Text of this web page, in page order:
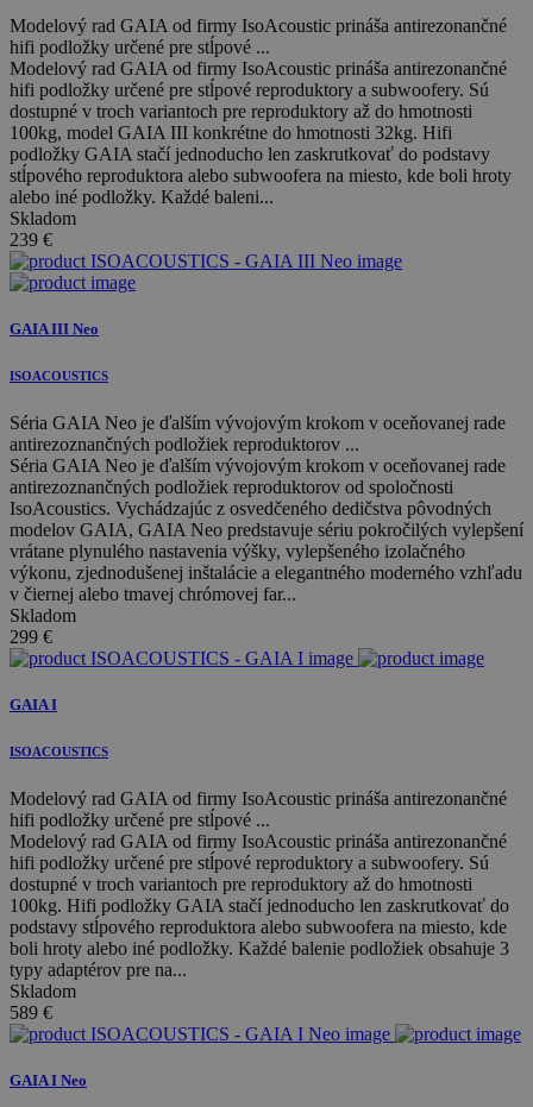
Modelový rad GAIA od firmy IsoAcoustic prináša antirezonančné
hifi podložky určené pre stĺpové ...
Modelový rad GAIA od firmy IsoAcoustic prináša antirezonančné
hifi podložky určené pre stĺpové reproduktory a subwoofery. Sú
dostupné v troch variantoch pre reproduktory až do hmotnosti
100kg, model GAIA III konkrétne do hmotnosti 32kg. Hifi
podložky GAIA stačí jednoducho len zaskrutkovať do podstavy
stĺpového reproduktora alebo subwoofera na miesto, kde boli hroty
alebo iné podložky. Každé baleni...
Skladom
239 €
GAIA III Neo
ISOACOUSTICS
Séria GAIA Neo je ďalším vývojovým krokom v oceňovanej rade
antirezoznančných podložiek reproduktorov ...
Séria GAIA Neo je ďalším vývojovým krokom v oceňovanej rade
antirezoznančných podložiek reproduktorov od spoločnosti
IsoAcoustics. Vychádzajúc z osvedčeného dedičstva pôvodných
modelov GAIA, GAIA Neo predstavuje sériu pokročilých vylepšení
vrátane plynulého nastavenia výšky, vylepšeného izolačného
výkonu, zjednodušenej inštalácie a elegantného moderného vzhľadu
v čiernej alebo tmavej chrómovej far...
Skladom
299 €
GAIA I
ISOACOUSTICS
Modelový rad GAIA od firmy IsoAcoustic prináša antirezonančné
hifi podložky určené pre stĺpové ...
Modelový rad GAIA od firmy IsoAcoustic prináša antirezonančné
hifi podložky určené pre stĺpové reproduktory a subwoofery. Sú
dostupné v troch variantoch pre reproduktory až do hmotnosti
100kg. Hifi podložky GAIA stačí jednoducho len zaskrutkovať do
podstavy stĺpového reproduktora alebo subwoofera na miesto, kde
boli hroty alebo iné podložky. Každé balenie podložiek obsahuje 3
typy adaptérov pre na...
Skladom
589 €
GAIA I Neo